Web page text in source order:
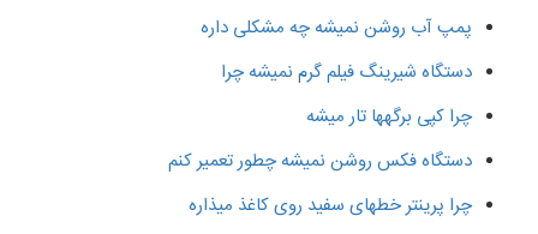
پمپ آب روشن نمیشه چه مشکلی داره
دستگاه شیرینگ فیلم گرم نمیشه چرا
چرا کپی برگهها تار میشه
دستگاه فکس روشن نمیشه چطور تعمیر کنم
چرا پرینتر خطهای سفید روی کاغذ میذاره